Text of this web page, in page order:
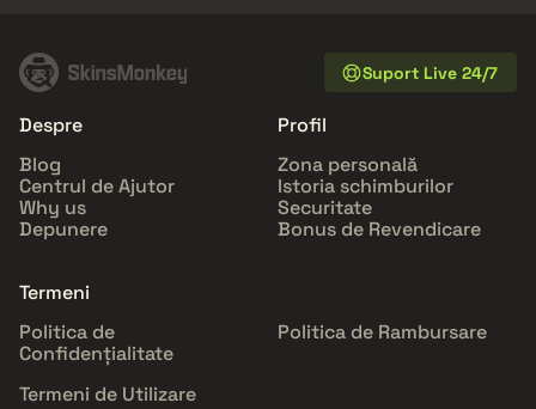
Suport Live 24/7
Despre
Blog
Centrul de Ajutor
Why us
Depunere
Profil
Zona personală
Istoria schimburilor
Securitate
Bonus de Revendicare
Termeni
Politica de
Confidențialitate
Politica de Rambursare
Termeni de Utilizare